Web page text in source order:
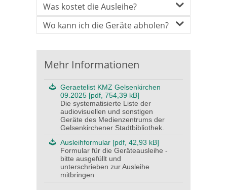
Was kostet die Ausleihe?
Wo kann ich die Geräte abholen?
Mehr Informationen
Geraetelist KMZ Gelsenkirchen
09.2025 [pdf, 754,39 kB]
Die systematisierte Liste der
audiovisuellen und sonstigen
Geräte des Medienzentrums der
Gelsenkirchener Stadtbibliothek.
Ausleihformular [pdf, 42,93 kB]
Formular für die Geräteausleihe -
bitte ausgefüllt und
unterschrieben zur Ausleihe
mitbringen